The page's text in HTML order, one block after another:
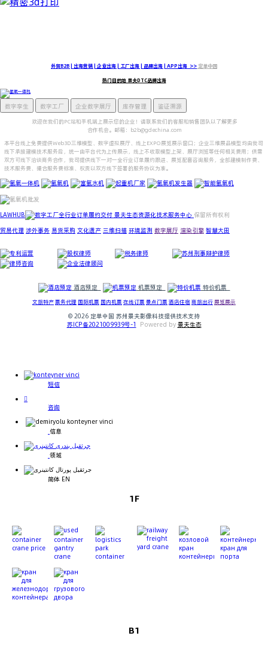
外贸B2B | 出海营销 | 企业出海 | 工厂出海 | 品牌出海 | APP出海 >> 定单中国
热门目的地 景夫DTC品牌出海
数字孪生 数字工厂 企业数字展厅 库存管理 鉴证溯源
欢迎在我们的PC站和手机端上展示您的企业！请联系我们的客服和销售团队以了解更多
合作机会。邮箱：b2b@gdechina.com
本平台线上免费提供Web3D三维模型、数字虚拟展厅、线上EXPO展览展示窗口；企业三维展品模型均由我司
线下承接建模技术服务后，统一由平台代为上传展示，线上不收取模型上架、展厅浏览等任何相关费用；供需
双方可线下洽谈商务合作，我司提供线下一对一全行业订单履约跟进、展览配套咨询服务，全部建模制作费、
技术服务费、撮合服务费标准、权责以双方线下签署的服务协议为准。
LAWHUB 全行业订单履约交付 景夫生态资源化技术服务中心 保留所有权利
贸易代理 涉外事务 易货采购 文化遗产 三维扫描 环境监测 数字展厅 渲染引擎 智慧大田
酒店预定 机票预定 特价机票
文旅特产票务代理 国际机票 国内机票 在线订票 景点门票 酒店住宿商旅出行展览展示
© 2026 定单中国 苏州景夫影像科技提供技术支持
苏ICP备2021009939号-1
Powered by 景夫生态
短信

咨询
信息
领域
简体 EN
1F
B1